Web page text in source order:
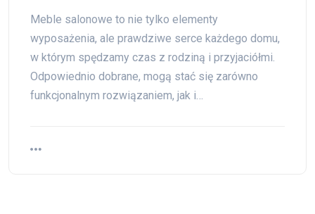
Meble salonowe to nie tylko elementy
wyposażenia, ale prawdziwe serce każdego domu,
w którym spędzamy czas z rodziną i przyjaciółmi.
Odpowiednio dobrane, mogą stać się zarówno
funkcjonalnym rozwiązaniem, jak i…